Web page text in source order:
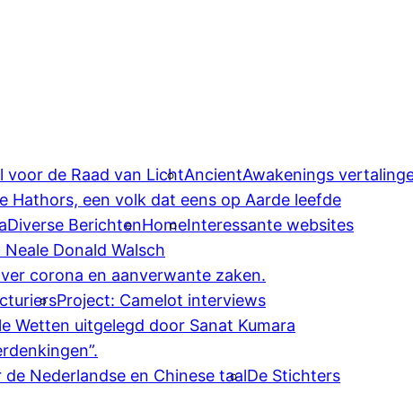
voor de Raad van LichtAncientAwakenings
Hathors, een volk dat eens op Aarde leefde
Diverse BerichtenHomeInteressante websites
Donald Walsch
corona en aanverwante zaken.
Project: Camelot interviews
Wetten uitgelegd door Sanat Kumara
Nederlandse en Chinese taalDe Stichters